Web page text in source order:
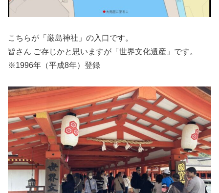
こちらが「厳島神社」の入口です。
皆さん ご存じかと思いますが「世界文化遺産」です。
※1996年（平成8年）登録